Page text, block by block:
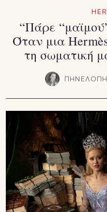
“Πάρε
Όταν μια
τη σωματική